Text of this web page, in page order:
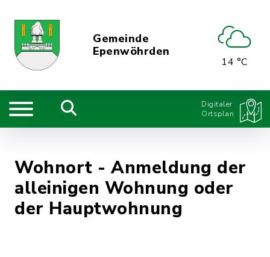
Gemeinde
Epenwöhrden
14 °C
Digitaler
Ortsplan
Wohnort - Anmeldung der
alleinigen Wohnung oder
der Hauptwohnung